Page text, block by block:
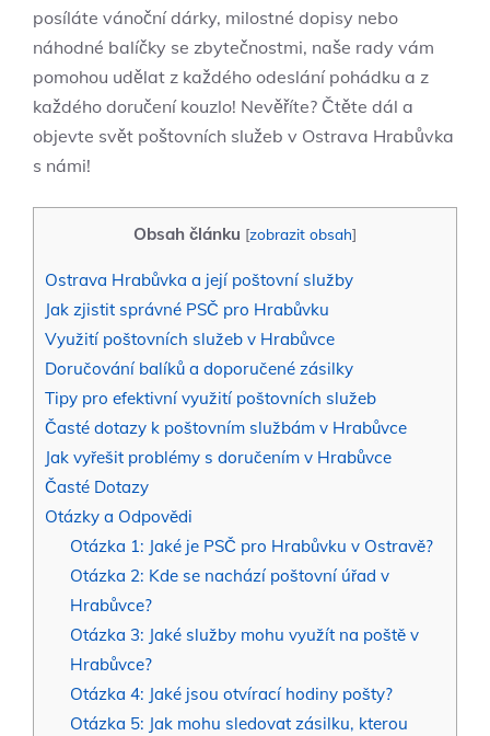
posíláte vánoční dárky, milostné dopisy nebo
náhodné balíčky se zbytečnostmi, naše rady vám
pomohou udělat z každého odeslání pohádku a z
každého doručení kouzlo! Nevěříte? Čtěte dál a
objevte svět poštovních služeb v Ostrava Hrabůvka
s námi!
Obsah článku [zobrazit obsah]
Ostrava Hrabůvka a její poštovní služby
Jak zjistit správné PSČ pro Hrabůvku
Využití poštovních služeb v Hrabůvce
Doručování balíků a doporučené zásilky
Tipy pro efektivní využití poštovních služeb
Časté dotazy k poštovním službám v Hrabůvce
Jak vyřešit problémy s doručením v Hrabůvce
Časté Dotazy
Otázky a Odpovědi
Otázka 1: Jaké je PSČ pro Hrabůvku v Ostravě?
Otázka 2: Kde se nachází poštovní úřad v
Hrabůvce?
Otázka 3: Jaké služby mohu využít na poště v
Hrabůvce?
Otázka 4: Jaké jsou otvírací hodiny pošty?
Otázka 5: Jak mohu sledovat zásilku, kterou